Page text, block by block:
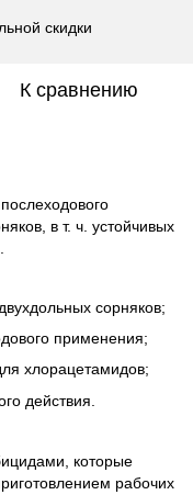
скидки
К сравнению
в т. ч. устойчивых
сорняков;
применения;
хлорацетамидов;
действия.
которые
рабочих